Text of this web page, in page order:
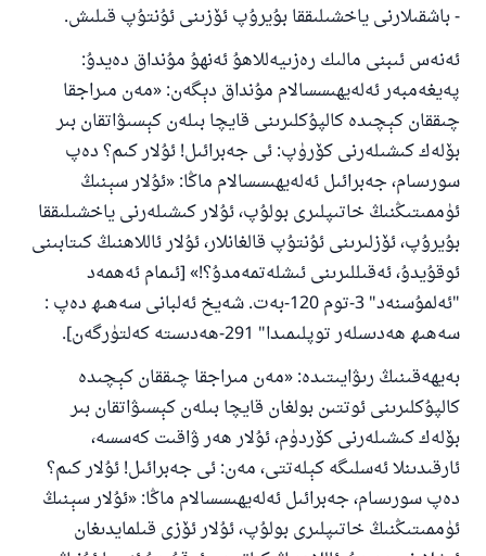
- باشقىلارنى ياخشىلىققا بۇيرۇپ ئۆزىنى ئۇنتۇپ قىلىش.
ئەنەس ئىبنى مالىك رەزىيەللاھۇ ئەنھۇ مۇنداق دەيدۇ:
پەيغەمبەر ئەلەيھىسسالام مۇنداق دېگەن: «مەن مىراجقا
چىققان كېچىدە كالپۇكلىرىنى قايچا بىلەن كېسىۋاتقان بىر
بۆلەك كىشىلەرنى كۆرۈپ: ئى جەبرائىل! ئۇلار كىم؟ دەپ
سورىسام، جەبرائىل ئەلەيھىسسالام ماڭا: «ئۇلار سېنىڭ
ئۈممىتىڭنىڭ خاتىپلىرى بولۇپ، ئۇلار كىشىلەرنى ياخشىلىققا
بۇيرۇپ، ئۆزلىرىنى ئۇنتۇپ قالغانلار، ئۇلار ئاللاھنىڭ كىتابىنى
ئوقۇيدۇ، ئەقىللىرىنى ئىشلەتمەمدۇ؟!» [ئىمام ئەھمەد
"ئەلمۇسنەد" 3-توم 120-بەت. شەيخ ئەلبانى سەھىھ دەپ :
سەھىھ ھەدىسلەر توپلىمىدا" 291-ھەدىستە كەلتۈرگەن].
بەيھەقىنىڭ رىۋايىتىدە: «مەن مىراجقا چىققان كېچىدە
كالپۇكلىرىنى ئوتتىن بولغان قايچا بىلەن كېسىۋاتقان بىر
بۆلەك كىشىلەرنى كۆردۈم، ئۇلار ھەر ۋاقىت كەسسە،
ئارقىدىنلا ئەسلىگە كېلەتتى، مەن: ئى جەبرائىل! ئۇلار كىم؟
دەپ سورىسام، جەبرائىل ئەلەيھىسسالام ماڭا: «ئۇلار سېنىڭ
ئۈممىتىڭنىڭ خاتىپلىرى بولۇپ، ئۇلار ئۆزى قىلمايدىغان